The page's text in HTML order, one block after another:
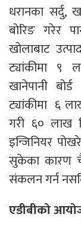
धरानका सर्दु,
बोरिङ गरेर
खोलाबाट
ट्यांकीमा ९
खानेपानी
ट्यांकीमा ६
गरी ६० लाख
इन्जिनियर
सुकेका कारण
संकलन गर्न
एडीबीको